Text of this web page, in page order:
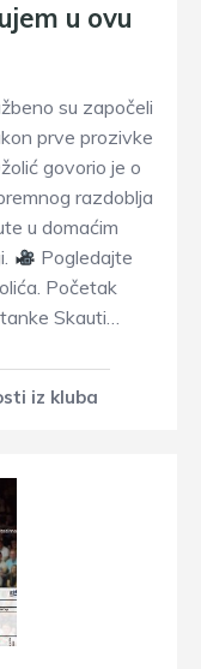
u ovu
su započeli
prve prozivke
govorio je o
razdoblja
u domaćim
Pogledajte
Početak
Skauti…
iz kluba